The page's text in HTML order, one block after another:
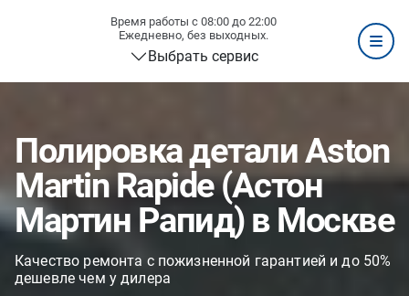
Время работы с 08:00 до 22:00
Ежедневно, без выходных.
Выбрать сервис
Полировка детали Aston
Martin Rapide (Астон
Мартин Рапид) в Москве
Качество ремонта с пожизненной гарантией и до 50%
дешевле чем у дилера